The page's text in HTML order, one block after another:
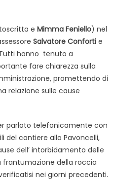
e Mimma Feniello) nel
Salvatore Confortie
hanno tenuto a
fare chiarezza sulla
promettendo di
relazione sulle cause
parlato telefonicamente con
del cantiere alla Pavoncelli,
dell’ intorbidamento delle
frantumazione della roccia
nei giorni precedenti.